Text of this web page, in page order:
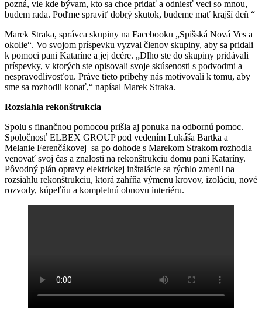
pozná, vie kde bývam, kto sa chce pridať a odniesť veci so mnou,
budem rada. Poďme spraviť dobrý skutok, budeme mať krajší deň “
Marek Straka, správca skupiny na Facebooku „Spišská Nová Ves a
okolie“. Vo svojom príspevku vyzval členov skupiny, aby sa pridali
k pomoci pani Kataríne a jej dcére. „Dlho ste do skupiny pridávali
príspevky, v ktorých ste opisovali svoje skúsenosti s podvodmi a
nespravodlivosťou. Práve tieto príbehy nás motivovali k tomu, aby
sme sa rozhodli konať,“ napísal Marek Straka.
Rozsiahla rekonštrukcia
Spolu s finančnou pomocou prišla aj ponuka na odbornú pomoc.
Spoločnosť ELBEX GROUP pod vedením Lukáša Bartka a
Melanie Ferenčákovej sa po dohode s Marekom Strakom rozhodla
venovať svoj čas a znalosti na rekonštrukciu domu pani Kataríny.
Pôvodný plán opravy elektrickej inštalácie sa rýchlo zmenil na
rozsiahlu rekonštrukciu, ktorá zahŕňa výmenu krovov, izoláciu, nové
rozvody, kúpeľňu a kompletnú obnovu interiéru.